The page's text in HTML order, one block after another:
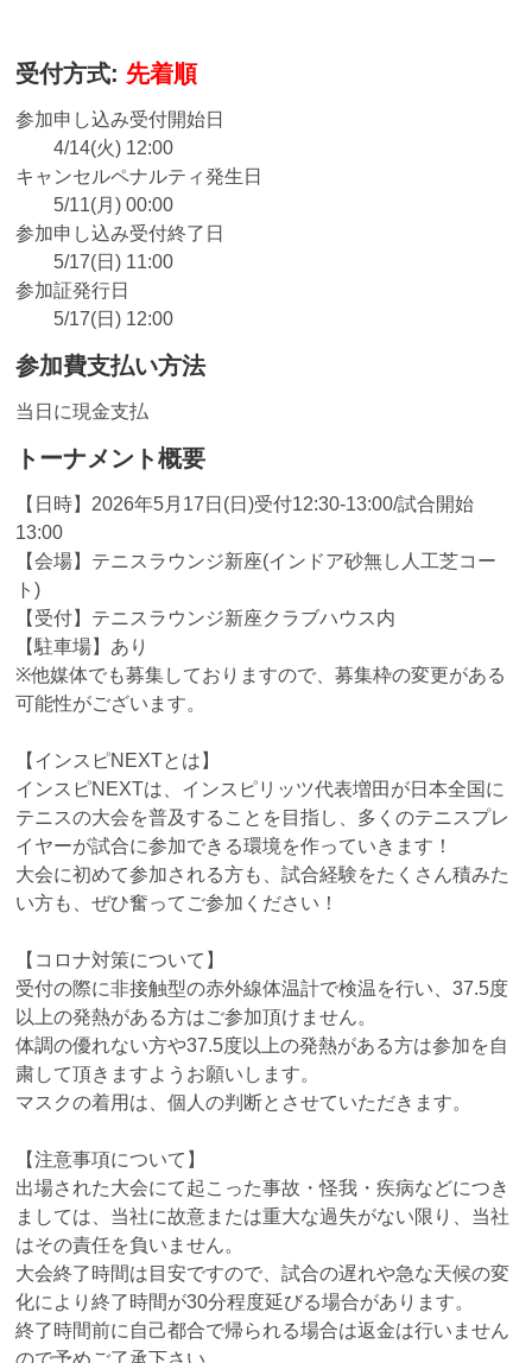
受付方式: 先着順
参加申し込み受付開始日
4/14(火) 12:00
キャンセルペナルティ発生日
5/11(月) 00:00
参加申し込み受付終了日
5/17(日) 11:00
参加証発行日
5/17(日) 12:00
参加費支払い方法
当日に現金支払
トーナメント概要
【日時】2026年5月17日(日)受付12:30-13:00/試合開始
13:00
【会場】テニスラウンジ新座(インドア砂無し人工芝コー
ト)
【受付】テニスラウンジ新座クラブハウス内
【駐車場】あり
※他媒体でも募集しておりますので、募集枠の変更がある
可能性がございます。
【インスピNEXTとは】
インスピNEXTは、インスピリッツ代表増田が日本全国に
テニスの大会を普及することを目指し、多くのテニスプレ
イヤーが試合に参加できる環境を作っていきます！
大会に初めて参加される方も、試合経験をたくさん積みた
い方も、ぜひ奮ってご参加ください！
【コロナ対策について】
受付の際に非接触型の赤外線体温計で検温を行い、37.5度
以上の発熱がある方はご参加頂けません。
体調の優れない方や37.5度以上の発熱がある方は参加を自
粛して頂きますようお願いします。
マスクの着用は、個人の判断とさせていただきます。
【注意事項について】
出場された大会にて起こった事故・怪我・疾病などにつき
ましては、当社に故意または重大な過失がない限り、当社
はその責任を負いません。
大会終了時間は目安ですので、試合の遅れや急な天候の変
化により終了時間が30分程度延びる場合があります。
終了時間前に自己都合で帰られる場合は返金は行いません